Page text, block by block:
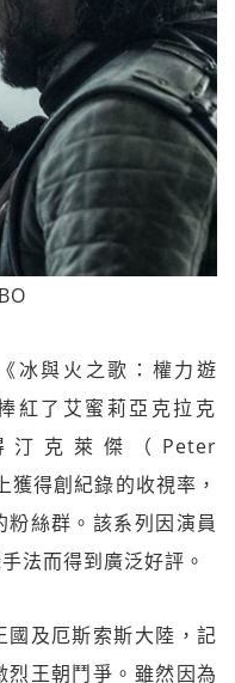
冰與火之歌：權力遊
紅了艾蜜莉亞克拉克‬
汀克萊傑（Peter
得創紀錄的收視率，
絲群。該系列因演員
法而得到廣泛好評。
及厄斯索斯大陸，記
王朝鬥爭。雖然因為